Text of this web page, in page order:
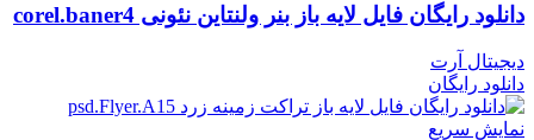
دانلود رایگان فایل لایه باز بنر ولنتاین نئونی corel.baner4
دیجیتال آرت
دانلود رایگان
نمایش سریع